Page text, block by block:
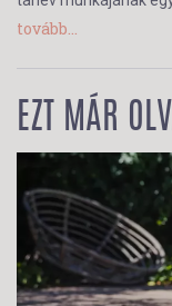
tovább...
EZT MÁR